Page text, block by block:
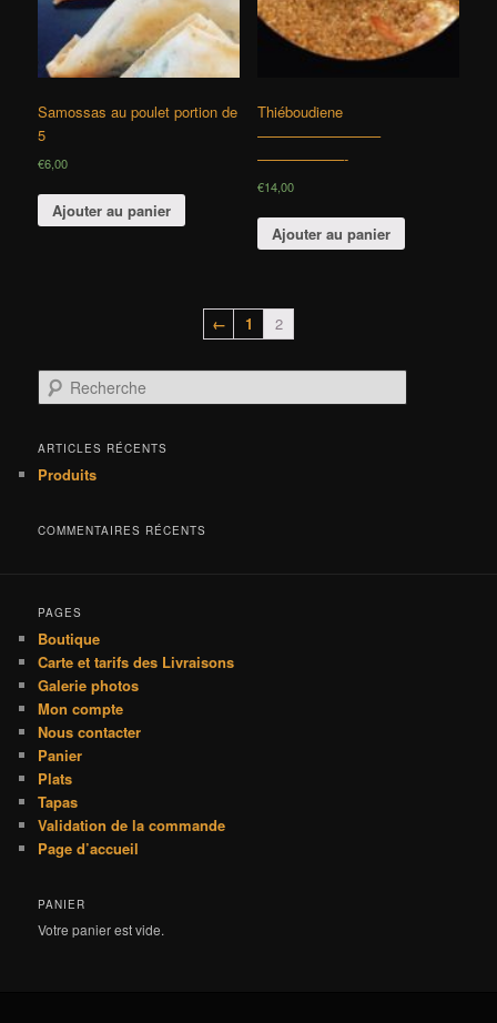
Samossas au poulet portion de
5
€6,00
Ajouter au panier
Thiéboudiene
————————–
——————-
€14,00
Ajouter au panier
← 1 2
e
h
r
h
ARTICLES RÉCENTS
Produits
COMMENTAIRES RÉCENTS
PAGES
Boutique
Carte et tarifs des Livraisons
Galerie photos
Mon compte
Nous contacter
Panier
Plats
Tapas
Validation de la commande
Page d’accueil
PANIER
Votre panier est vide.